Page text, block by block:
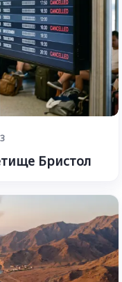
Бристол